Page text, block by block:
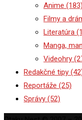
Anime (183)
Filmy a
Literatúra
Manga,
Videohry
Redakčné tipy
Reportáže (25)
Správy (52)